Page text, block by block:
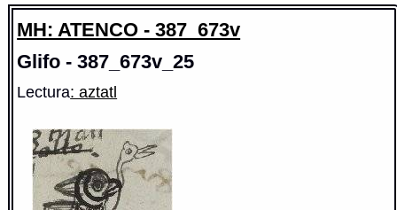
MH: ATENCO - 387_673v
Glifo - 387_673v_25
Lectura: aztatl